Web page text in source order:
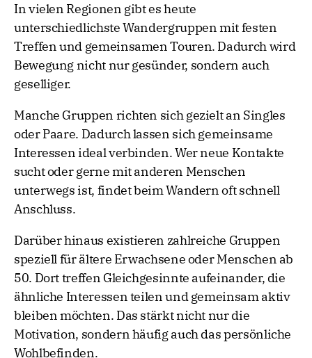
In vielen Regionen gibt es heute
unterschiedlichste Wandergruppen mit festen
Treffen und gemeinsamen Touren. Dadurch wird
Bewegung nicht nur gesünder, sondern auch
geselliger.
Manche Gruppen richten sich gezielt an Singles
oder Paare. Dadurch lassen sich gemeinsame
Interessen ideal verbinden. Wer neue Kontakte
sucht oder gerne mit anderen Menschen
unterwegs ist, findet beim Wandern oft schnell
Anschluss.
Darüber hinaus existieren zahlreiche Gruppen
speziell für ältere Erwachsene oder Menschen ab
50. Dort treffen Gleichgesinnte aufeinander, die
ähnliche Interessen teilen und gemeinsam aktiv
bleiben möchten. Das stärkt nicht nur die
Motivation, sondern häufig auch das persönliche
Wohlbefinden.